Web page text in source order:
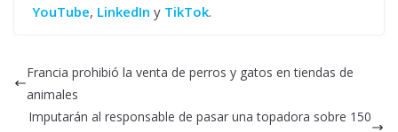
YouTube, LinkedIn y TikTok.
Francia prohibió la venta de perros y gatos en tiendas de
animales
Imputarán al responsable de pasar una topadora sobre 150